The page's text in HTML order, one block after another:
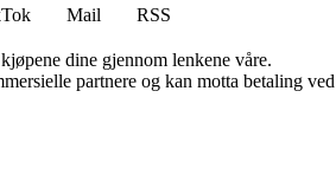
Mail
RSS
dine gjennom lenkene våre.
partnere og kan motta betaling